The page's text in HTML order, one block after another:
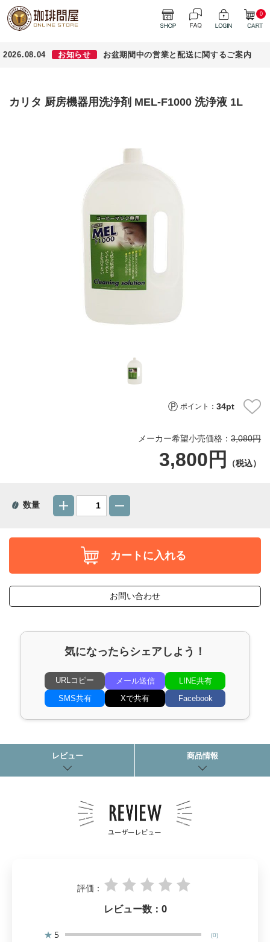
0
2026.08.04 お知らせ お盆期間中の営業と配送に関するご案内
カリタ 厨房機器用洗浄剤 MEL-F1000 洗浄液 1L
ポイント：34pt
メーカー希望小売価格：3,080円
3,800円 （税込）
数量
カートに入れる
お問い合わせ
気になったらシェアしよう！
URLコピー メール送信
LINE共有
SMS共有
Xで共有 Facebook
レビュー 商品情報
評価：
レビュー数： 0
★ 5 (0)